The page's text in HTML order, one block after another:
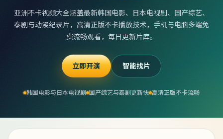
亚洲不卡视频大全涵盖最新韩国电影、日本电视剧、国产综艺、
泰剧与动漫纪录片，高清正版不卡播放技术，手机与电脑多端免
费流畅观看，每日更新片库。
立即开演 智能找片
韩国电影与日本电视剧 国产综艺与泰剧更新快 高清正版不卡流畅